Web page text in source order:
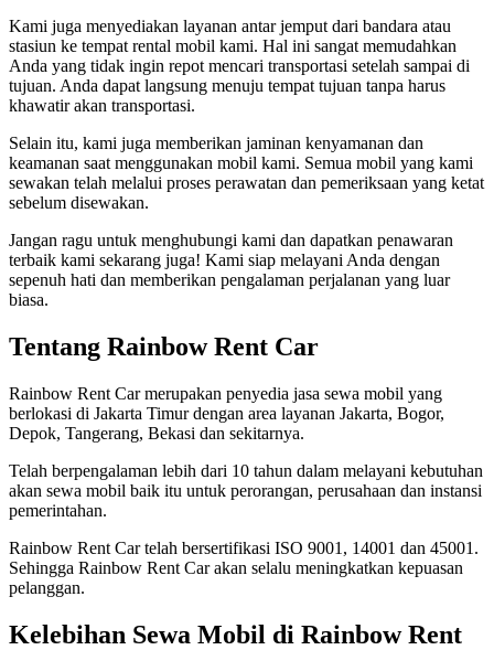
Kami juga menyediakan layanan antar jemput dari bandara atau
stasiun ke tempat rental mobil kami. Hal ini sangat memudahkan
Anda yang tidak ingin repot mencari transportasi setelah sampai di
tujuan. Anda dapat langsung menuju tempat tujuan tanpa harus
khawatir akan transportasi.
Selain itu, kami juga memberikan jaminan kenyamanan dan
keamanan saat menggunakan mobil kami. Semua mobil yang kami
sewakan telah melalui proses perawatan dan pemeriksaan yang ketat
sebelum disewakan.
Jangan ragu untuk menghubungi kami dan dapatkan penawaran
terbaik kami sekarang juga! Kami siap melayani Anda dengan
sepenuh hati dan memberikan pengalaman perjalanan yang luar
biasa.
Tentang Rainbow Rent Car
Rainbow Rent Car merupakan penyedia jasa sewa mobil yang
berlokasi di Jakarta Timur dengan area layanan Jakarta, Bogor,
Depok, Tangerang, Bekasi dan sekitarnya.
Telah berpengalaman lebih dari 10 tahun dalam melayani kebutuhan
akan sewa mobil baik itu untuk perorangan, perusahaan dan instansi
pemerintahan.
Rainbow Rent Car telah bersertifikasi ISO 9001, 14001 dan 45001.
Sehingga Rainbow Rent Car akan selalu meningkatkan kepuasan
pelanggan.
Kelebihan Sewa Mobil di Rainbow Rent